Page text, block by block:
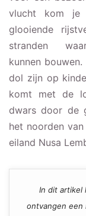
vlucht kom je
glooiende
stranden
kunnen
dol zijn op
komt met de
dwars door de
het noorden
eiland Nusa
In dit artikel
ontvangen een